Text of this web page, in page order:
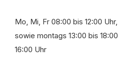
Mo, Mi, Fr 08:00 bis 12:00 Uhr,
sowie montags 13:00 bis
16:00 Uhr